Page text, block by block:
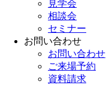
見学会
相談会
セミナー
お問い合わせ
お問い合わせ
ご来場予約
資料請求